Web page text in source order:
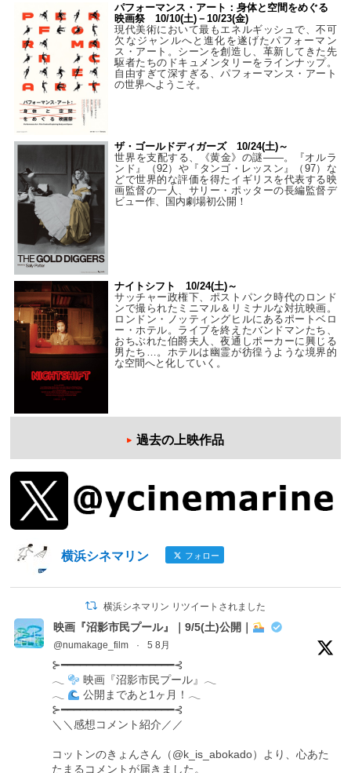
パフォーマンス・アート：身体と空間をめぐる
映画祭 10/10(土)－10/23(金)
現代美術において最もエネルギッシュで、不可
欠なジャンルへと進化を遂げたパフォーマン
ス・アート。シーンを創造し、革新してきた先
駆者たちのドキュメンタリーをラインナップ。
自由すぎて深すぎる、パフォーマンス・アート
の世界へようこそ。
ザ・ゴールドディガーズ 10/24(土)～
世界を支配する、《黄金》の謎――。『オルラ
ンド』（92）や『タンゴ・レッスン』（97）な
どで世界的な評価を得たイギリスを代表する映
画監督の一人、サリー・ポッターの長編監督デ
ビュー作、国内劇場初公開！
ナイトシフト 10/24(土)～
サッチャー政権下、ポストパンク時代のロンド
ンで撮られたミニマル＆リミナルな対抗映画。
ロンドン・ノッティングヒルにあるポートベロ
ー・ホテル。ライブを終えたバンドマンたち、
おちぶれた伯爵夫人、夜通しポーカーに興じる
男たち…。ホテルは幽霊が彷徨うような境界的
な空間へと化していく。
過去の上映作品
横浜シネマリン フォロー
横浜シネマリン リツイートされました
映画『沼影市民プール』｜9/5(土)公開｜
@numakage_film · 5 8月
⊱━━━━━━━━━━━━━━━━━━⊰
𓂃
映画『沼影市民プール』𓂃
𓂃
公開まであと1ヶ月！𓂃
⊱━━━━━━━━━━━━━━━━━━⊰
＼＼感想コメント紹介／／
コットンのきょんさん（@k_is_abokado）より、心あた
たまるコメントが届きました。